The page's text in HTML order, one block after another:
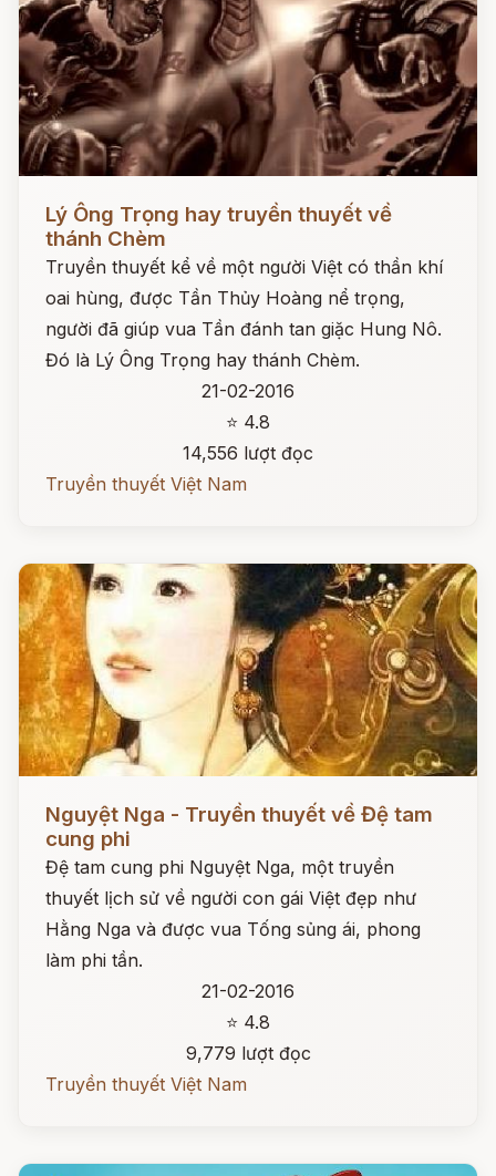
Đọc ngay
Lý Ông Trọng hay truyền thuyết về
thánh Chèm
Truyền thuyết kể về một người Việt có thần khí
oai hùng, được Tần Thủy Hoàng nể trọng,
người đã giúp vua Tần đánh tan giặc Hung Nô.
Đó là Lý Ông Trọng hay thánh Chèm.
21-02-2016
⭐ 4.8
14,556 lượt đọc
Truyền thuyết Việt Nam
Nguyệt Nga - Truyền thuyết về Đệ tam
cung phi
Đệ tam cung phi Nguyệt Nga, một truyền
thuyết lịch sử về người con gái Việt đẹp như
Hằng Nga và được vua Tống sủng ái, phong
làm phi tần.
21-02-2016
⭐ 4.8
9,779 lượt đọc
Truyền thuyết Việt Nam